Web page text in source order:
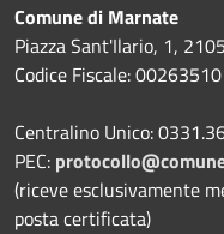
Comune di Marnate
Piazza Sant'Ilario, 1,
Codice Fiscale:
Centralino Unico:
PEC:
(riceve esclusivamente
posta certificata)